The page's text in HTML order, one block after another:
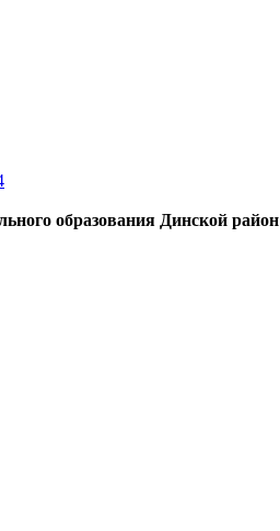
образования Динской район